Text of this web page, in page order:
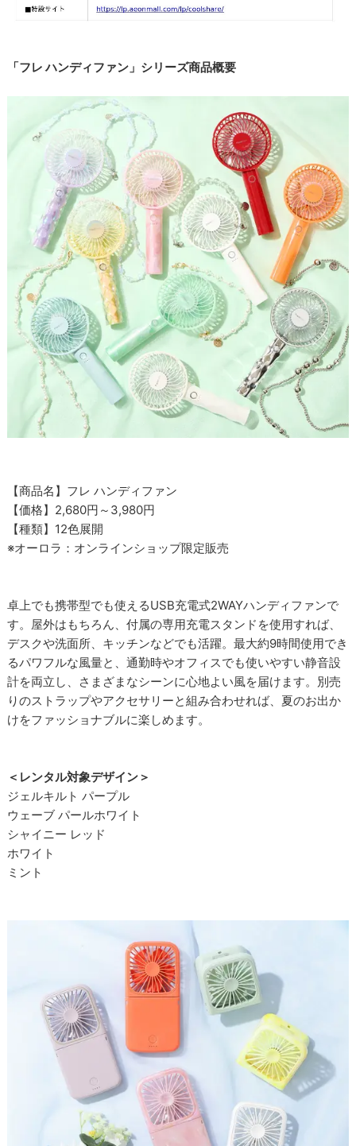
「フレ ハンディファン」シリーズ商品概要
【商品名】フレ ハンディファン
【価格】2,680円～3,980円
【種類】12色展開
※オーロラ：オンラインショップ限定販売
卓上でも携帯型でも使えるUSB充電式2WAYハンディファンで
す。屋外はもちろん、付属の専用充電スタンドを使用すれば、
デスクや洗面所、キッチンなどでも活躍。最大約9時間使用でき
るパワフルな風量と、通勤時やオフィスでも使いやすい静音設
計を両立し、さまざまなシーンに心地よい風を届けます。別売
りのストラップやアクセサリーと組み合わせれば、夏のお出か
けをファッショナブルに楽しめます。
＜レンタル対象デザイン＞
ジェルキルト パープル
ウェーブ パールホワイト
シャイニー レッド
ホワイト
ミント